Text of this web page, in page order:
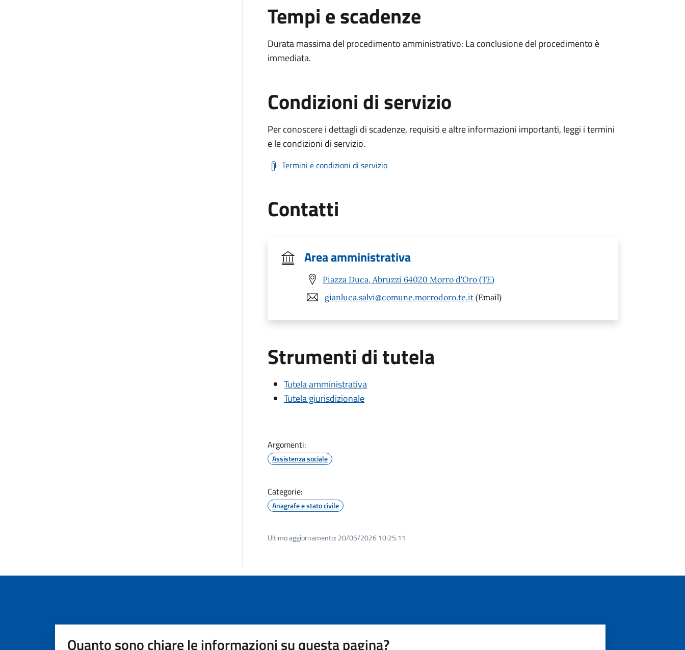
Tempi e scadenze
Durata massima del procedimento amministrativo: La conclusione del procedimento è
immediata.
Condizioni di servizio
Per conoscere i dettagli di scadenze, requisiti e altre informazioni importanti, leggi i termini
e le condizioni di servizio.
Termini e condizioni di servizio
Contatti
Area amministrativa
Piazza Duca, Abruzzi 64020 Morro d'Oro (TE)
gianluca.salvi@comune.morrodoro.te.it (Email)
Strumenti di tutela
Tutela amministrativa
Tutela giurisdizionale
Argomenti:
Assistenza sociale
Categorie:
Anagrafe e stato civile
Ultimo aggiornamento: 20/05/2026 10:25.11
Quanto sono chiare le informazioni su questa pagina?